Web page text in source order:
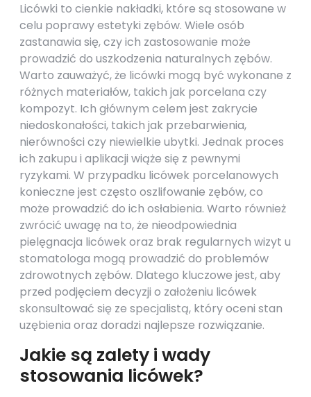
Licówki to cienkie nakładki, które są stosowane w
celu poprawy estetyki zębów. Wiele osób
zastanawia się, czy ich zastosowanie może
prowadzić do uszkodzenia naturalnych zębów.
Warto zauważyć, że licówki mogą być wykonane z
różnych materiałów, takich jak porcelana czy
kompozyt. Ich głównym celem jest zakrycie
niedoskonałości, takich jak przebarwienia,
nierówności czy niewielkie ubytki. Jednak proces
ich zakupu i aplikacji wiąże się z pewnymi
ryzykami. W przypadku licówek porcelanowych
konieczne jest często oszlifowanie zębów, co
może prowadzić do ich osłabienia. Warto również
zwrócić uwagę na to, że nieodpowiednia
pielęgnacja licówek oraz brak regularnych wizyt u
stomatologa mogą prowadzić do problemów
zdrowotnych zębów. Dlatego kluczowe jest, aby
przed podjęciem decyzji o założeniu licówek
skonsultować się ze specjalistą, który oceni stan
uzębienia oraz doradzi najlepsze rozwiązanie.
Jakie są zalety i wady
stosowania licówek?